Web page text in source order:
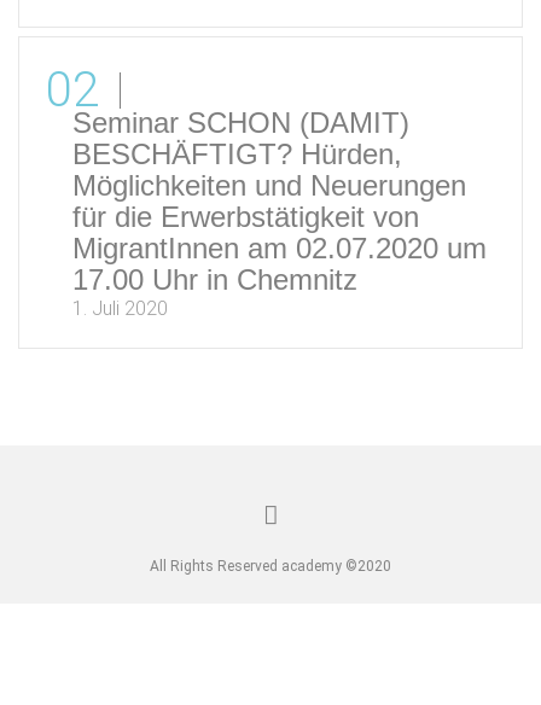
02
Seminar SCHON (DAMIT)
BESCHÄFTIGT? Hürden,
Möglichkeiten und Neuerungen
für die Erwerbstätigkeit von
MigrantInnen am 02.07.2020 um
17.00 Uhr in Chemnitz
1. Juli 2020
All Rights Reserved academy ©2020